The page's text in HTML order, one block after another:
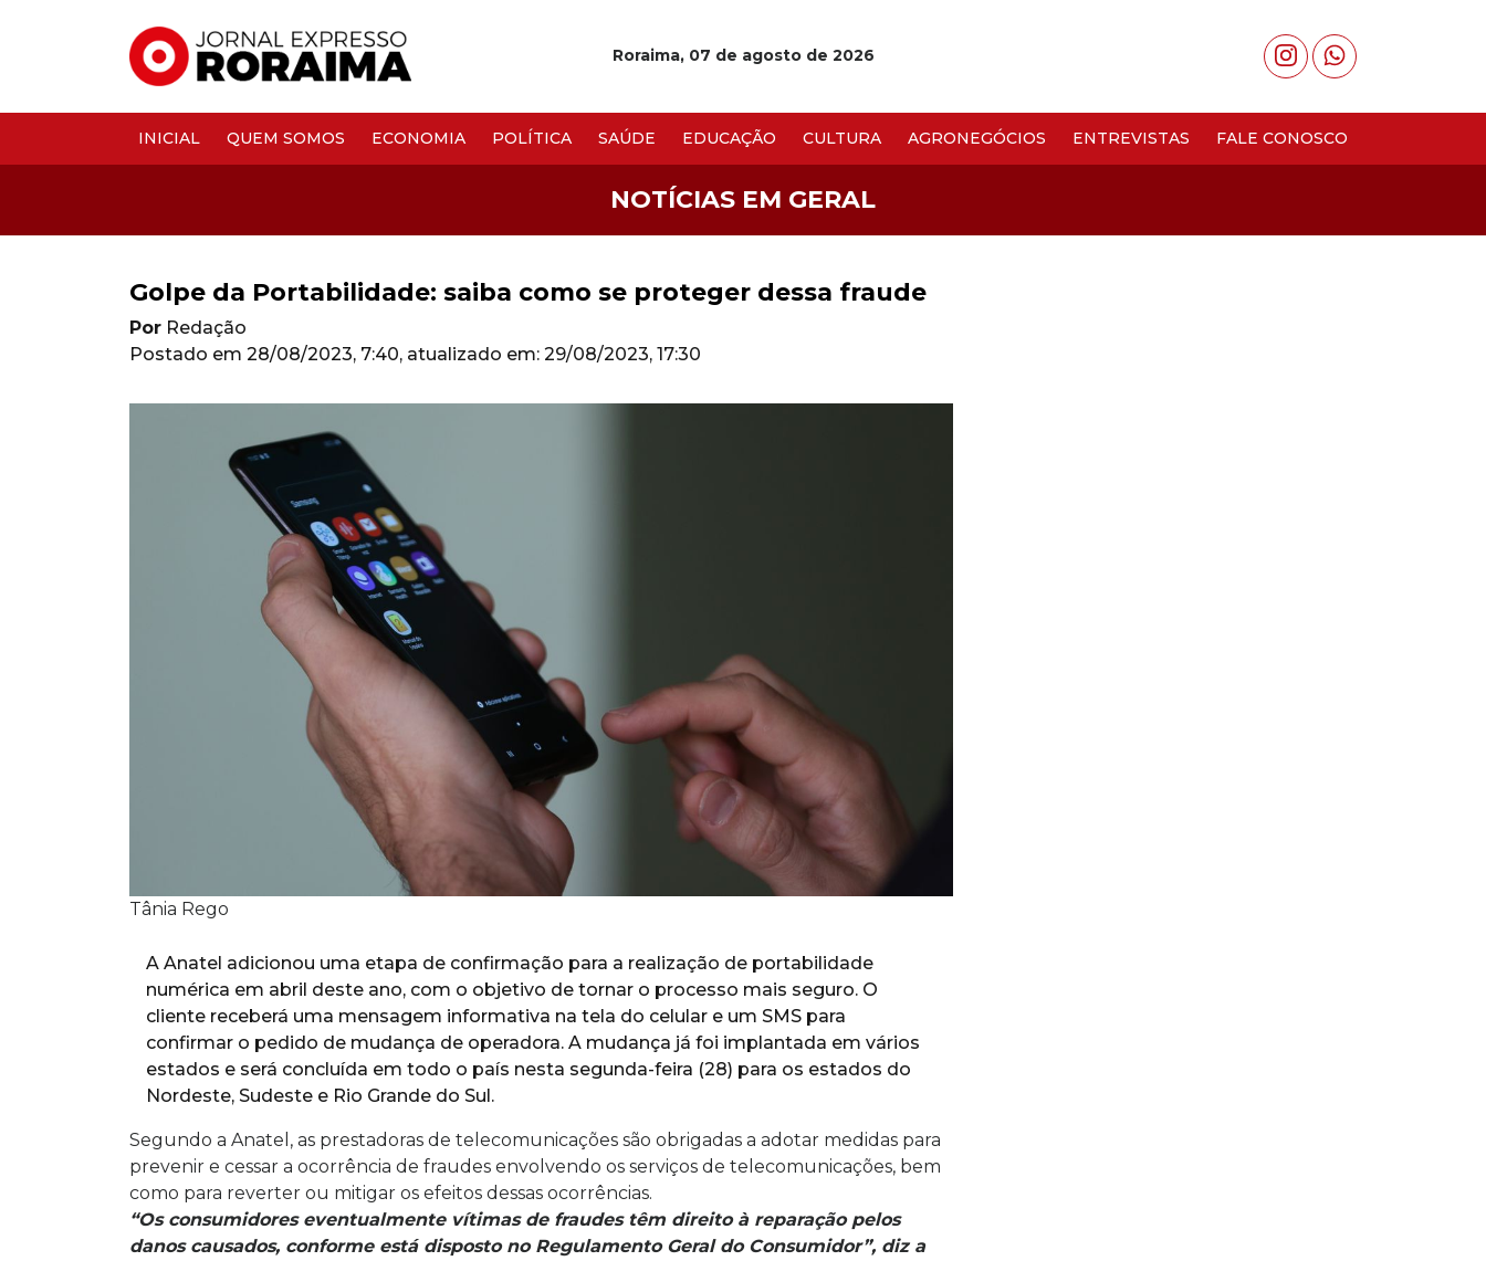
Roraima, 07 de agosto de 2026
INICIAL QUEM SOMOS ECONOMIA POLÍTICA SAÚDE EDUCAÇÃO CULTURA AGRONEGÓCIOS ENTREVISTAS FALE CONOSCO
NOTÍCIAS EM GERAL
Golpe da Portabilidade: saiba como se proteger dessa fraude
Por Redação
Postado em 28/08/2023, 7:40, atualizado em: 29/08/2023, 17:30
Tânia Rego
A Anatel adicionou uma etapa de confirmação para a realização de portabilidade
numérica em abril deste ano, com o objetivo de tornar o processo mais seguro. O
cliente receberá uma mensagem informativa na tela do celular e um SMS para
confirmar o pedido de mudança de operadora. A mudança já foi implantada em vários
estados e será concluída em todo o país nesta segunda-feira (28) para os estados do
Nordeste, Sudeste e Rio Grande do Sul.
Segundo a Anatel, as prestadoras de telecomunicações são obrigadas a adotar medidas para
prevenir e cessar a ocorrência de fraudes envolvendo os serviços de telecomunicações, bem
como para reverter ou mitigar os efeitos dessas ocorrências.
“Os consumidores eventualmente vítimas de fraudes têm direito à reparação pelos
danos causados, conforme está disposto no Regulamento Geral do Consumidor”, diz a